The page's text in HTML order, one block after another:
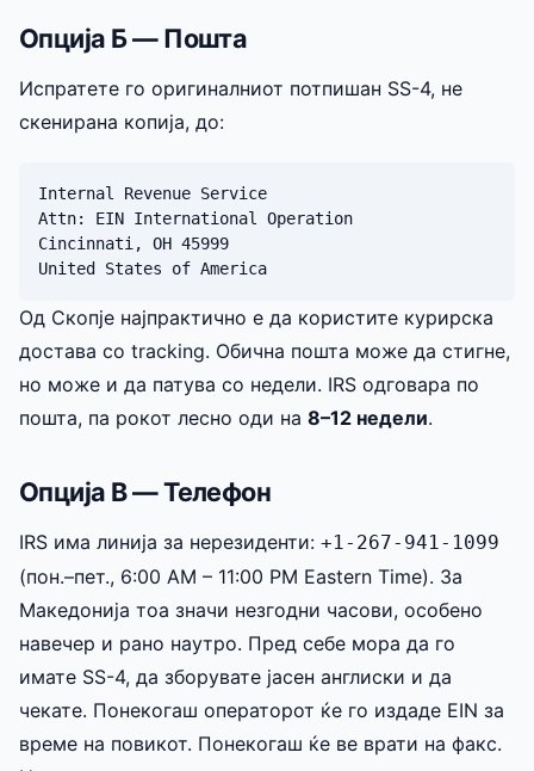
Опција Б — Пошта
Испратете го оригиналниот потпишан SS-4, не
скенирана копија, до:
Internal Revenue Service
Attn: EIN International Operation
Cincinnati, OH 45999
United States of America
Од Скопје најпрактично е да користите курирска
достава со tracking. Обична пошта може да стигне,
но може и да патува со недели. IRS одговара по
пошта, па рокот лесно оди на 8–12 недели.
Опција В — Телефон
IRS има линија за нерезиденти: +1-267-941-1099
(пон.–пет., 6:00 AM – 11:00 PM Eastern Time). За
Македонија тоа значи незгодни часови, особено
навечер и рано наутро. Пред себе мора да го
имате SS-4, да зборувате јасен англиски и да
чекате. Понекогаш операторот ќе го издаде EIN за
време на повикот. Понекогаш ќе ве врати на факс.